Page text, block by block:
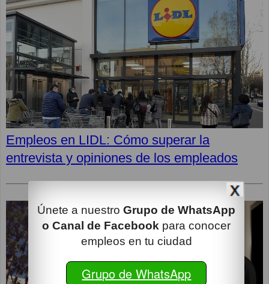
Únete a nuestro Grupo de WhatsApp
o Canal de Facebook para conocer
empleos en tu ciudad
Grupo de WhatsApp
Empleos en LIDL: Cómo superar la
entrevista y opiniones de los empleados